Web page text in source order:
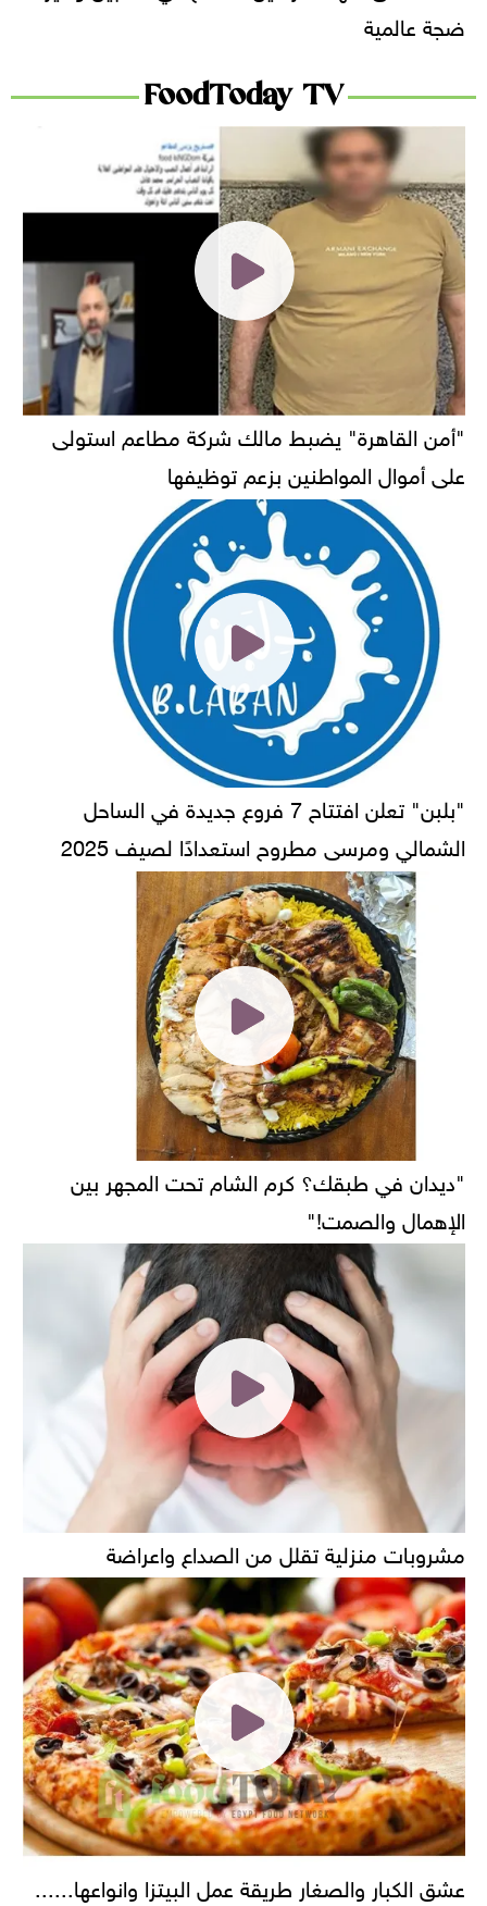
ضجة عالمية
FoodToday TV
"أمن القاهرة" يضبط مالك شركة مطاعم استولى
على أموال المواطنين بزعم توظيفها
"بلبن" تعلن افتتاح 7 فروع جديدة في الساحل
الشمالي ومرسى مطروح استعدادًا لصيف 2025
"ديدان في طبقك؟ كرم الشام تحت المجهر بين
الإهمال والصمت!"
مشروبات منزلية تقلل من الصداع واعراضة
عشق الكبار والصغار طريقة عمل البيتزا وانواعها......